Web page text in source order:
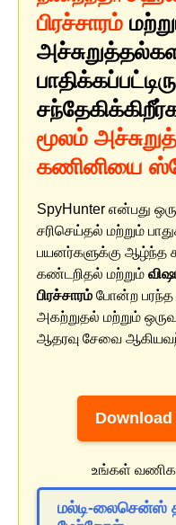
பிரச்சாரம்
மூலம்
கணினியை
SpyHunter என்பது
சரிசெய்தல் மற்றும்
பயனர்களுக்கு ஆழ்ந்த
கண்டறிதல் மற்றும்
பிரச்சாரம் போன்ற
அகற்றுதல் மற்றும்
ஆதரவு சேவை
உங்கள் வணிக
மல்டி-லைசென்ஸ்